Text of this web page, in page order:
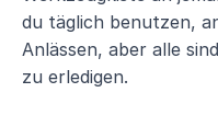
du täglich benutzen,
Anlässen, aber alle
zu erledigen.